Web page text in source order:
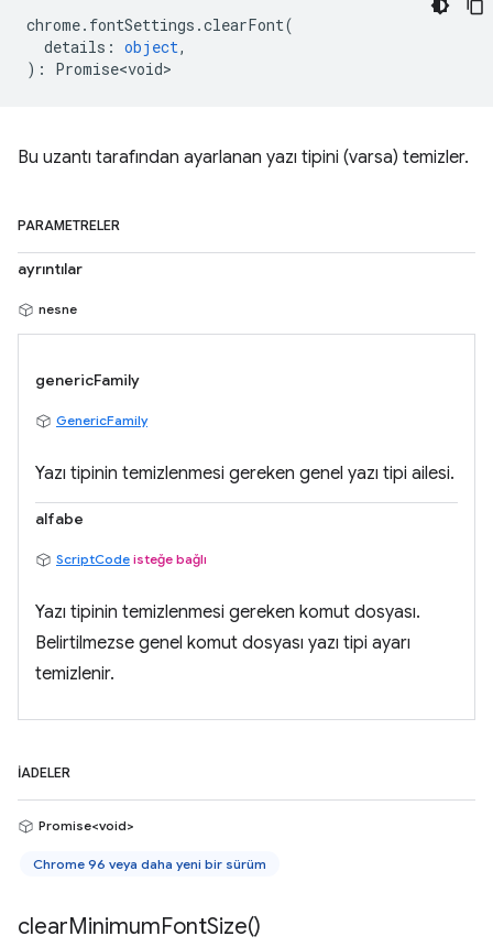
chrome. fontSettings .clearFont(
details : object,
) : Promise<void>
Bu uzantı tarafından ayarlanan yazı tipini (varsa) temizler.
PARAMETRELER
ayrıntılar
nesne
genericFamily
GenericFamily
Yazı tipinin temizlenmesi gereken genel yazı tipi ailesi.
alfabe
ScriptCode isteğe bağlı
Yazı tipinin temizlenmesi gereken komut dosyası.
Belirtilmezse genel komut dosyası yazı tipi ayarı
temizlenir.
İADELER
Promise<void>
Chrome 96 veya daha yeni bir sürüm
clearMinimumFontSize()